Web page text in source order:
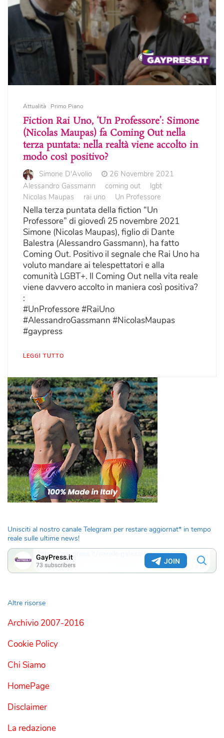
Attualità Primo Piano
Fiction Rai Uno, ‘Un Professore’: Simone
(Nicolas Maupas) fa Coming Out nella
terza puntata: nella realtà viene accolto in
modo così positivo?
Simone D'Avolio
26 Novembre 2021
Alessandro Gassmann
coming out
lgbt
Nicolas Maupas
rai uno Un Professore
Nella terza puntata della fiction “Un
Professore” di giovedì 25 novembre 2021
Simone (Nicolas Maupas), figlio di Dante
Balestra (Alessandro Gassmann), ha fatto
Coming Out. Positivo il segnale che Rai Uno ha
voluto mandare ai telespettatori e alla
comunità LGBT+. Il Coming Out nella vita reale
viene davvero accolto in maniera così positiva?
:
#UnProfessore #RaiUno
#AlessandroGassmann #NicolasMaupas
#gaypress
LEGGI TUTTO
Unisciti al nostro canale Telegram per restare aggiornat* in tempo
reale sulle ultime news!
Altre risorse
Archivio 2007-2016
Cookie Policy
Chi Siamo
HomePage
Disclaimer
La redazione